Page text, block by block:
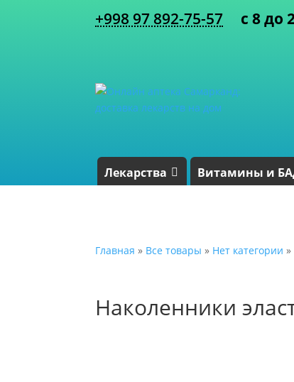
+998 97 892-75-57 с 8 до
Лекарства Витамины и
Главная » Все товары » Нет категории »
Наколенники